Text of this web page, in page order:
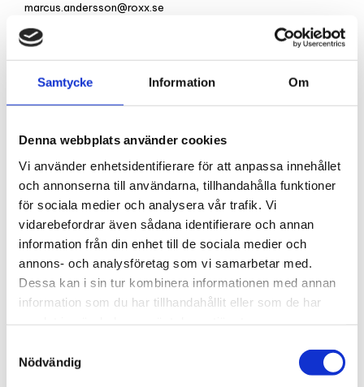
Samtycke Information Om
Denna webbplats använder cookies
Vi använder enhetsidentifierare för att anpassa innehållet
och annonserna till användarna, tillhandahålla funktioner
för sociala medier och analysera vår trafik. Vi
vidarebefordrar även sådana identifierare och annan
information från din enhet till de sociala medier och
annons- och analysföretag som vi samarbetar med.
Dessa kan i sin tur kombinera informationen med annan
information som du har tillhandahållit eller som de har
Nödvändig
marcus.andersson@roxx.se
Maria Sveed
MEDIASÄLJARE
0492-793 01
Martin Fooladi
WEBB- & SYSTEMUTVECKLARE
0492-793 22
martin.fooladi@roxx.se
Martin Henriksson
Föräldraledig